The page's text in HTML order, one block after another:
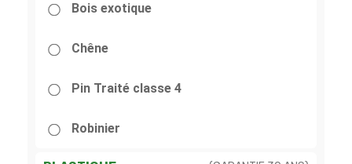
Bois exotique
Chêne
Pin Traité classe 4
Robinier